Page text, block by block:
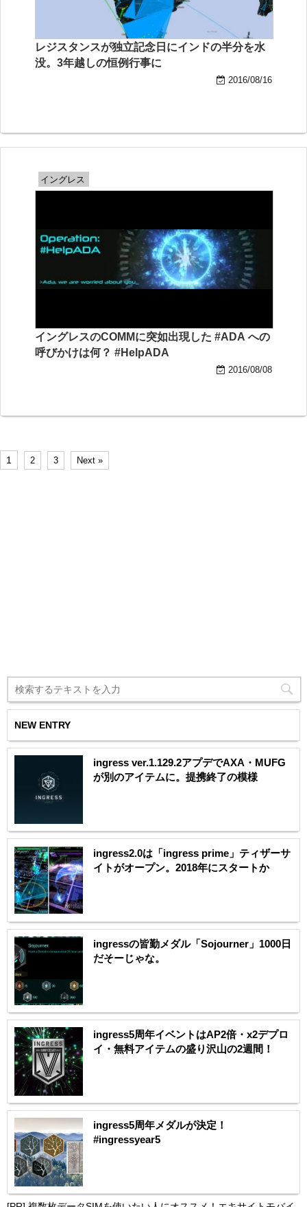
レジスタンスが独立記念日にインドの半分を水
没。3年越しの恒例行事に
2016/08/16
イングレス
イングレスのCOMMに突如出現した #ADA への
呼びかけは何？ #HelpADA
2016/08/08
1 2 3 Next »
NEW ENTRY
ingress ver.1.129.2アプデでAXA・MUFG
が別のアイテムに。提携終了の模様
ingress2.0は「ingress prime」ティザーサ
イトがオープン。2018年にスタートか
ingressの皆勤メダル「Sojourner」1000日
だそーじゃな。
ingress5周年イベントはAP2倍・x2デプロ
イ・無料アイテムの盛り沢山の2週間！
ingress5周年メダルが決定！
#ingressyear5